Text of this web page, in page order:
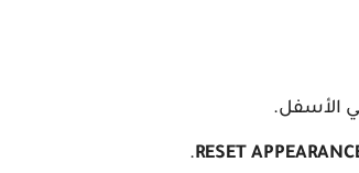
الأسفل.
RESET
.